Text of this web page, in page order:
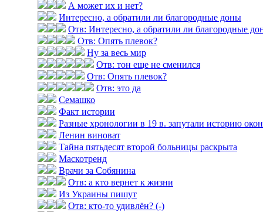
А может их и нет?
Интересно, а обратили ли благородные доны
Отв: Интересно, а обратили ли благородные
Отв: Опять плевок?
Ну за весь мир
Отв: тон еще не сменился
Отв: Опять плевок?
Отв: это да
Семашко
Факт истории
Разные хронологии в 19 в. запутали историю
Ленин виноват
Тайна пятьдесят второй больницы раскрыта
Маскотренд
Врачи за Собянина
Отв: а кто вернет к жизни
Из Украины пишут
Отв: кто-то удивлён? (-)